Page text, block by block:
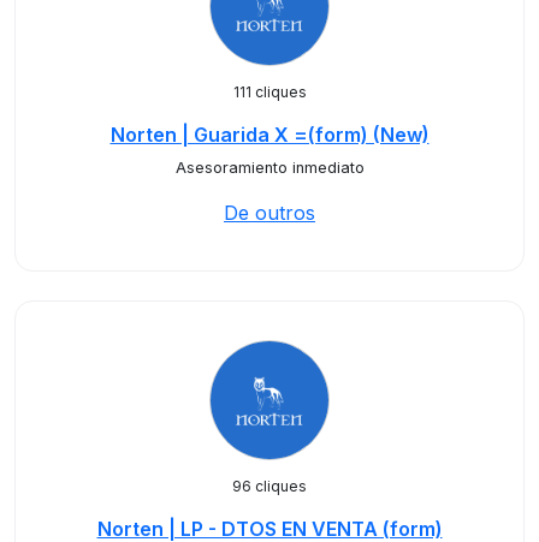
111 cliques
Norten | Guarida X =(form) (New)
Asesoramiento inmediato
De outros
96 cliques
Norten | LP - DTOS EN VENTA (form)